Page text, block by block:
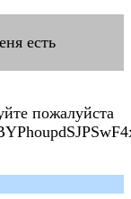
есть
пожалуйста